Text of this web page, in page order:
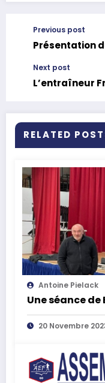
Previous post
Présentation
Next post
L’entraîneur
RELATED
Antoine Pielack
Une séance de
20 Novembre